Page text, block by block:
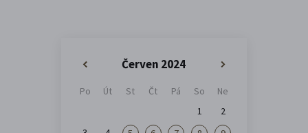
Červen 2024
Po Út St Čt Pá So
Ne
1
2